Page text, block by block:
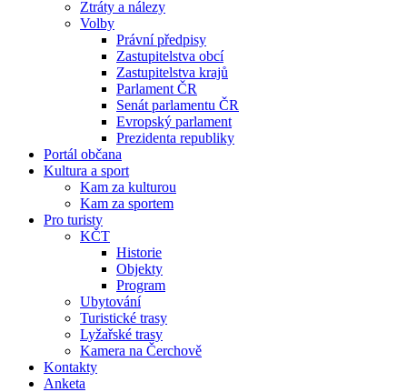
Ztráty a nálezy
Volby
Právní předpisy
Zastupitelstva obcí
Zastupitelstva krajů
Parlament ČR
Senát parlamentu ČR
Evropský parlament
Prezidenta republiky
Portál občana
Kultura a sport
Kam za kulturou
Kam za sportem
Pro turisty
KČT
Historie
Objekty
Program
Ubytování
Turistické trasy
Lyžařské trasy
Kamera na Čerchově
Kontakty
Anketa